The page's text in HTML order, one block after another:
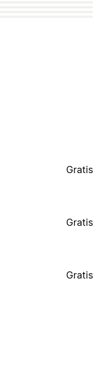
Gratis
Gratis
Gratis